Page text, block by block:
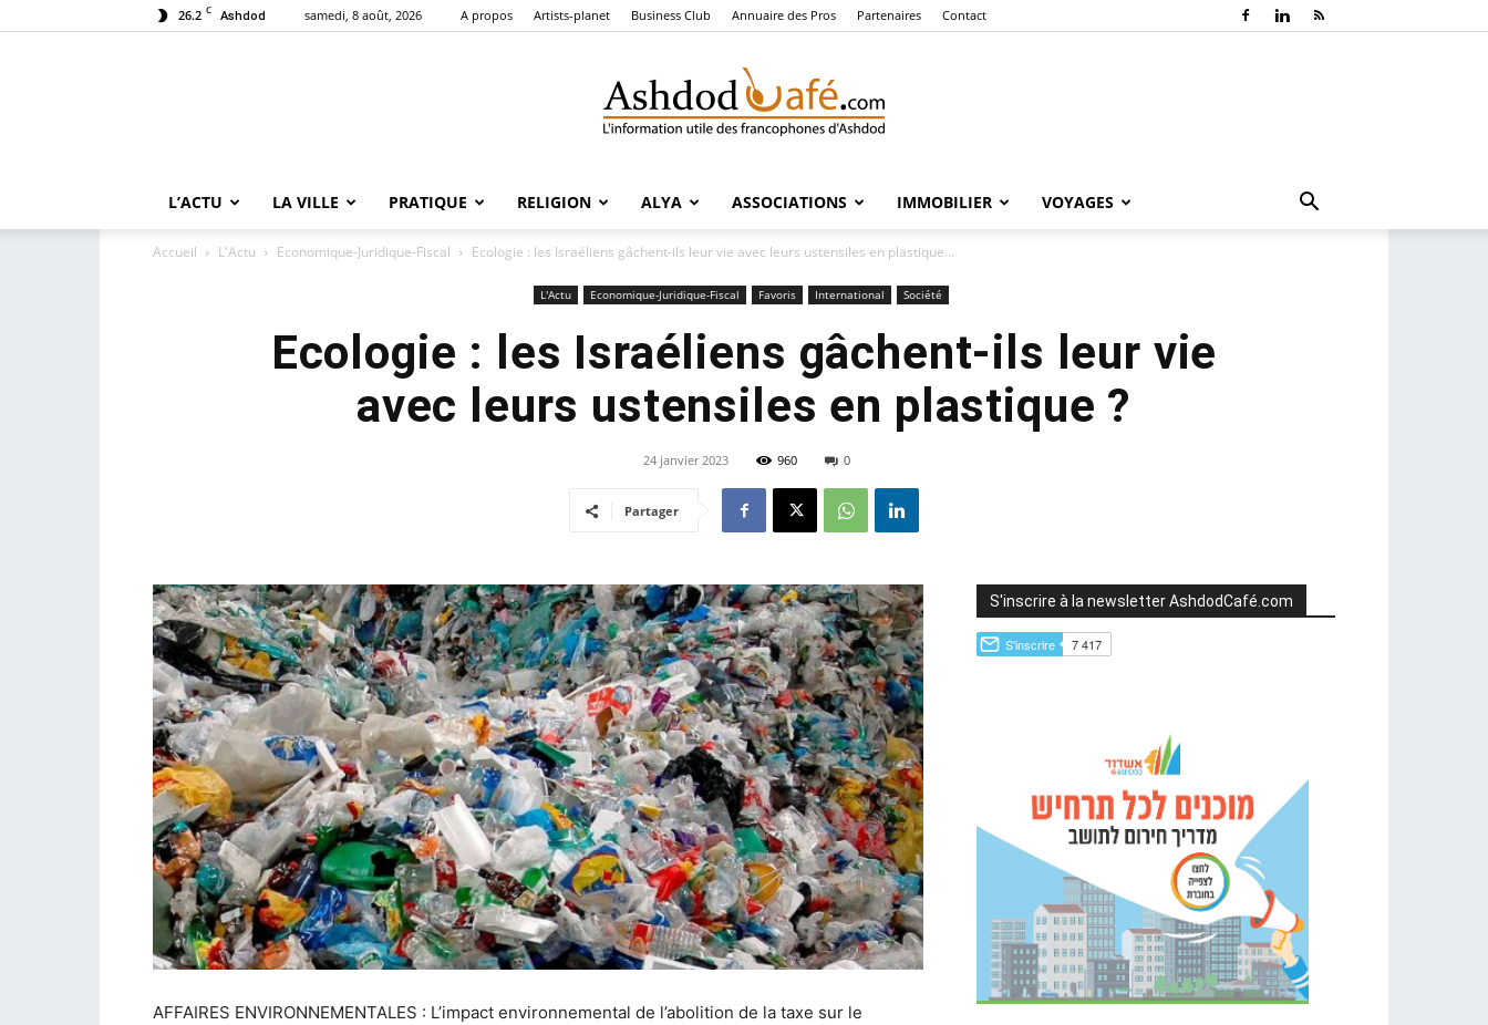
26.2 C Ashdod samedi, 8 août, 2026 A propos Artists-planet Business Club Annuaire des Pros Partenaires Contact
Café
L’ACTU LA VILLE PRATIQUE RELIGION ALYA ASSOCIATIONS IMMOBILIER VOYAGES
Accueil L'Actu Economique-Juridique-Fiscal Ecologie : les Israéliens gâchent-ils leur vie avec leurs ustensiles en plastique...
L'Actu Economique-Juridique-Fiscal Favoris International Société
Ecologie : les Israéliens gâchent-ils leur vie
avec leurs ustensiles en plastique ?
24 janvier 2023 960 0
Partager
AFFAIRES ENVIRONNEMENTALES : L’impact environnemental de l’abolition de la taxe sur le
S'inscrire à la newsletter AshdodCafé.com